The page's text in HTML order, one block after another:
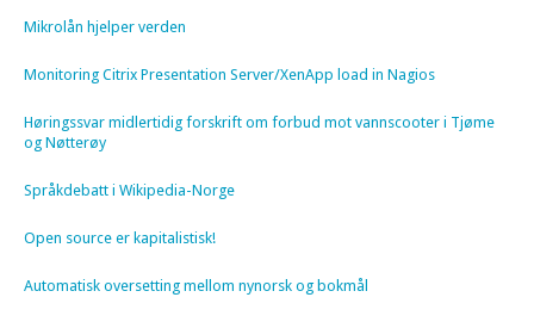
Mikrolån hjelper verden
Monitoring Citrix Presentation Server/XenApp load in Nagios
Høringssvar midlertidig forskrift om forbud mot vannscooter i Tjøme
og Nøtterøy
Språkdebatt i Wikipedia-Norge
Open source er kapitalistisk!
Automatisk oversetting mellom nynorsk og bokmål